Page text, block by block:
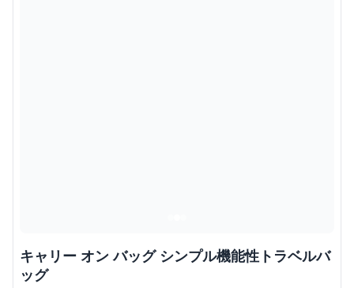
キャリー オン バッグ シンプル機能性トラベルバ
ッグ